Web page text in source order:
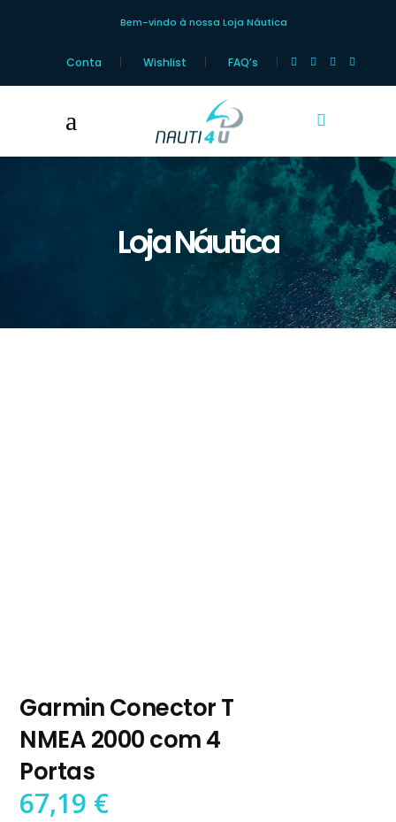
Bem-vindo à nossa Loja Náutica
Conta Wishlist FAQ’s
Loja Náutica
Garmin Conector T
NMEA 2000 com 4
Portas
67,19 €